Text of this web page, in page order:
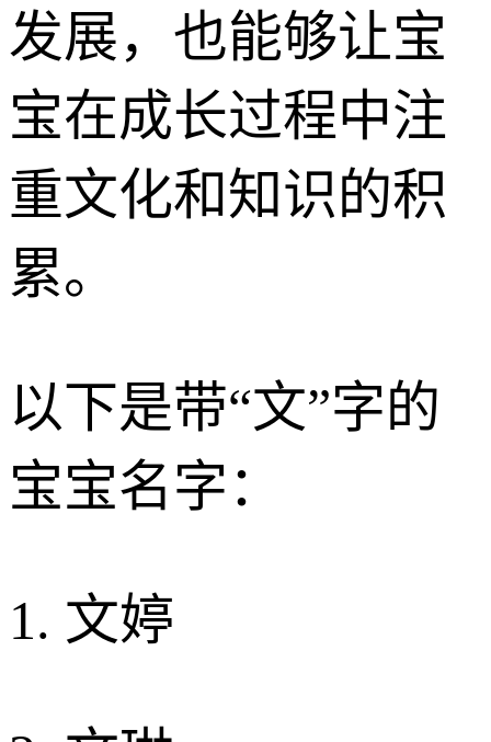
发展，也能够让宝
宝在成长过程中注
重文化和知识的积
累。
以下是带“文”字的
宝宝名字：
1. 文婷